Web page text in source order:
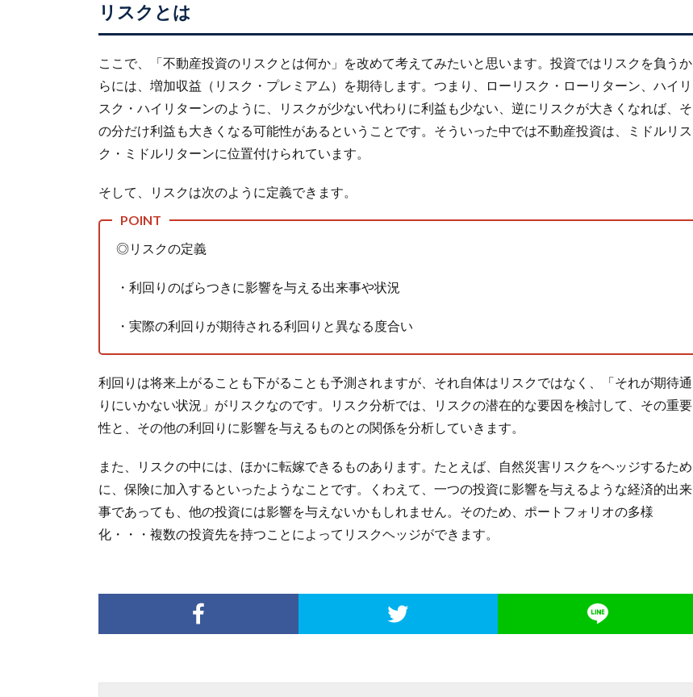
リスクとは
ここで、「不動産投資のリスクとは何か」を改めて考えてみたいと思います。投資ではリスクを負うか
らには、増加収益（リスク・プレミアム）を期待します。つまり、ローリスク・ローリターン、ハイリ
スク・ハイリターンのように、リスクが少ない代わりに利益も少ない、逆にリスクが大きくなれば、そ
の分だけ利益も大きくなる可能性があるということです。そういった中では不動産投資は、ミドルリス
ク・ミドルリターンに位置付けられています。
そして、リスクは次のように定義できます。
◎リスクの定義
・利回りのばらつきに影響を与える出来事や状況
・実際の利回りが期待される利回りと異なる度合い
利回りは将来上がることも下がることも予測されますが、それ自体はリスクではなく、「それが期待通
りにいかない状況」がリスクなのです。リスク分析では、リスクの潜在的な要因を検討して、その重要
性と、その他の利回りに影響を与えるものとの関係を分析していきます。
また、リスクの中には、ほかに転嫁できるものあります。たとえば、自然災害リスクをヘッジするため
に、保険に加入するといったようなことです。くわえて、一つの投資に影響を与えるような経済的出来
事であっても、他の投資には影響を与えないかもしれません。そのため、ポートフォリオの多様
化・・・複数の投資先を持つことによってリスクヘッジができます。